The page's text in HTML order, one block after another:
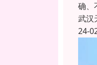
确、
武汉
24-